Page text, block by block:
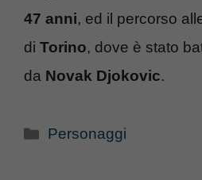
47 anni, ed il percorso
di Torino, dove è stato
da Novak Djokovic.
Categorie
Personaggi